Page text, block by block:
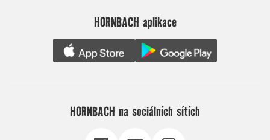
HORNBACH aplikace
HORNBACH na sociálních sítích